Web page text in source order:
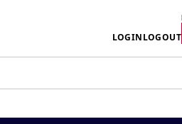
LOGINLOGOUT